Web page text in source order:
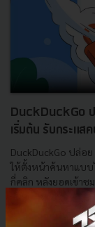
DuckDuckGo ป
เริ่มต้น รับกระแ
DuckDuckGo ปล่อ
ให้ตั้งหน้าค้นหาแบบ
กี่คลิก หลังยอดเข้าชม
| By